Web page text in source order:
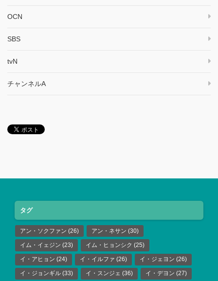
OCN
SBS
tvN
チャンネルA
タグ
アン・ソクファン (26) アン・ネサン (30)
イム・イェジン (23) イム・ヒョンシク (25)
イ・アヒョン (24) イ・イルファ (26) イ・ジェヨン (26)
イ・ジョンギル (33) イ・スンジェ (36) イ・デヨン (27)